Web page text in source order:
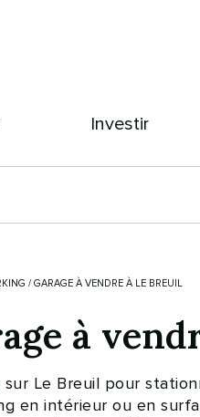
Investir
/ GARAGE À VENDRE À LE BREUIL
à
Le Breuil pour
en intérieur ou en